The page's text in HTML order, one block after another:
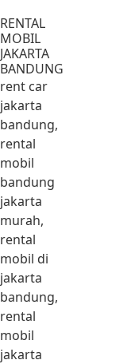
RENTAL
MOBIL
JAKARTA
BANDUNG
rent car
jakarta
bandung,
rental
mobil
bandung
jakarta
murah,
rental
mobil di
jakarta
bandung,
rental
mobil
jakarta